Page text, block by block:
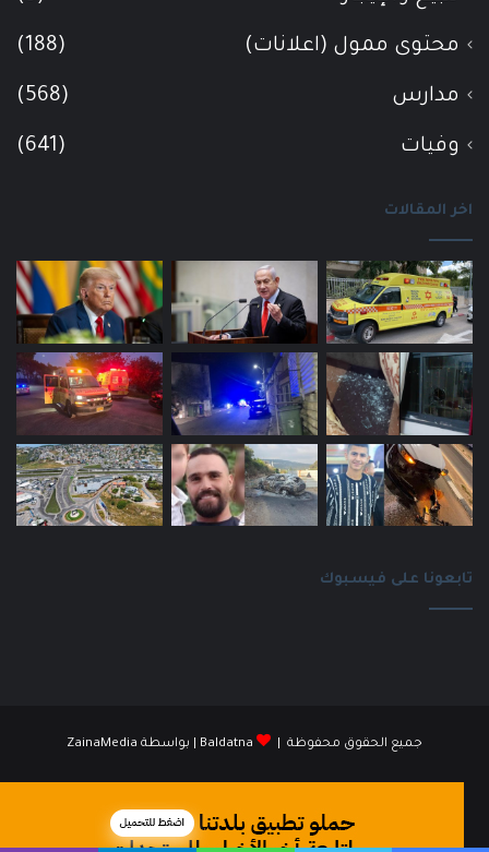
محتوى ممول (اعلانات) (188)
مدارس (568)
وفيات (641)
اخر المقالات
تابعونا على فيسبوك
جميع الحقوق محفوظة | Baldatna | بواسطة ZainaMedia